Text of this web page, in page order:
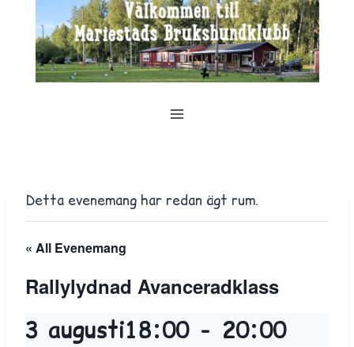
content
Detta evenemang har redan ägt rum.
« All Evenemang
Rallylydnad Avanceradklass
3 augusti18:00- 20:00